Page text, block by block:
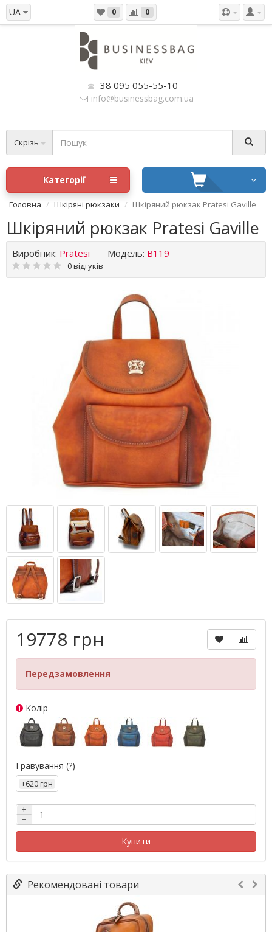
UA 0 0
38 095 055-55-10
info@businessbag.com.ua
Скрізь
Категорії
Головна Шкіряні рюкзаки Шкіряний рюкзак Pratesi Gaville
Шкіряний рюкзак Pratesi Gaville
Виробник: Pratesi Модель: B119
0 відгуків
19778 грн
Передзамовлення
Колір
Гравування (?)
+620 грн
+
−
Купити
Рекомендовані товари